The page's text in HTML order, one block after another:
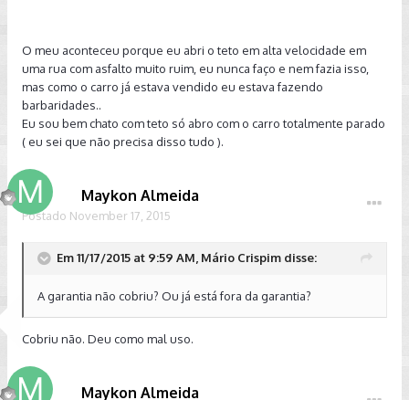
O meu aconteceu porque eu abri o teto em alta velocidade em
uma rua com asfalto muito ruim, eu nunca faço e nem fazia isso,
mas como o carro já estava vendido eu estava fazendo
barbaridades..
Eu sou bem chato com teto só abro com o carro totalmente parado
( eu sei que não precisa disso tudo ).
Maykon Almeida
Postado November 17, 2015
Em 11/17/2015 at 9:59 AM, Mário Crispim disse:
A garantia não cobriu? Ou já está fora da garantia?
Cobriu não. Deu como mal uso.
Maykon Almeida